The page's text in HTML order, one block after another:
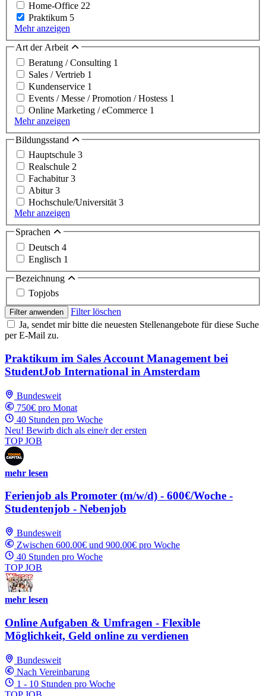
Home-Office 22
Praktikum 5
Mehr anzeigen
Art der Arbeit
Beratung / Consulting 1
Sales / Vertrieb 1
Kundenservice 1
Events / Messe / Promotion / Hostess 1
Online Marketing / eCommerce 1
Mehr anzeigen
Bildungsstand
Hauptschule 3
Realschule 2
Fachabitur3
Abitur3
Hochschule/Universität 3
Mehr anzeigen
Sprachen
Deutsch 4
Englisch 1
Bezeichnung
Topjobs
Filter anwenden
Filter löschen
Ja, sendet mir bitte die neuesten Stellenangebote für diese Suche
per E-Mail zu.
Praktikum im Sales Account Management bei
StudentJob International in Amsterdam
Bundesweit
750€ pro Monat
40 Stunden pro Woche
Neu! Bewirb dich als eine/r der ersten
TOP JOB
mehr lesen
Ferienjob als Promoter (m/w/d) - 600€/Woche -
Studentenjob - Nebenjob
Bundesweit
Zwischen 600.00€ und 900.00€ pro Woche
40 Stunden pro Woche
TOP JOB
mehr lesen
Online Aufgaben & Umfragen - Flexible
Möglichkeit, Geld online zu verdienen
Bundesweit
Nach Vereinbarung
1 - 10 Stunden pro Woche